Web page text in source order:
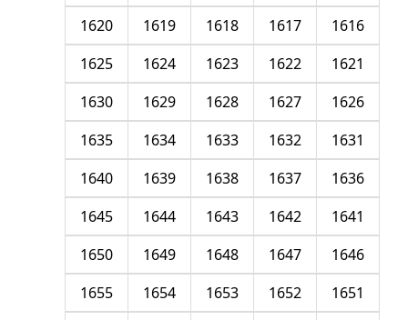
1616
1617
1618
1619
1620
1621
1622
1623
1624
1625
1626
1627
1628
1629
1630
1631
1632
1633
1634
1635
1636
1637
1638
1639
1640
1641
1642
1643
1644
1645
1646
1647
1648
1649
1650
1651
1652
1653
1654
1655